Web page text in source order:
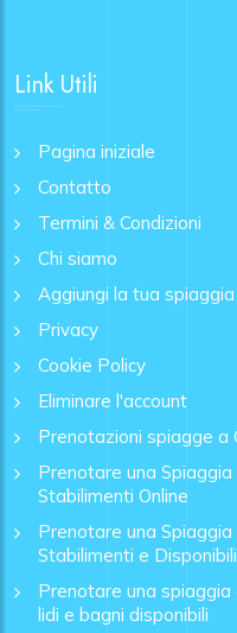
Link Utili
Pagina iniziale
Contatto
Termini & Condizioni
Chi siamo
Aggiungi la tua spiaggia
Privacy
Cookie Policy
Eliminare l'account
Prenotazioni spiagge a
Prenotare una
Stabilimenti Online
Prenotare una Spiaggia
Stabilimenti e
Prenotare una
lidi e bagni disponibili